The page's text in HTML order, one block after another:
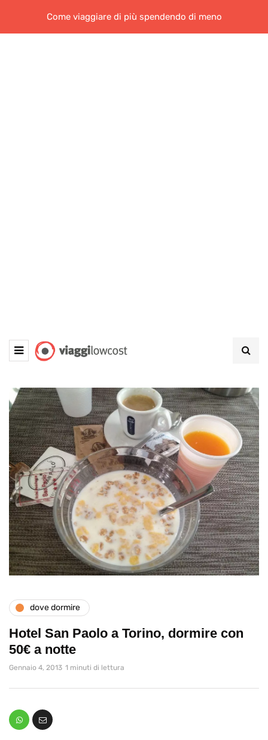
Come viaggiare di più spendendo di meno
dove dormire
Hotel San Paolo a Torino, dormire con
50€ a notte
Gennaio 4, 2013 1 minuti di lettura